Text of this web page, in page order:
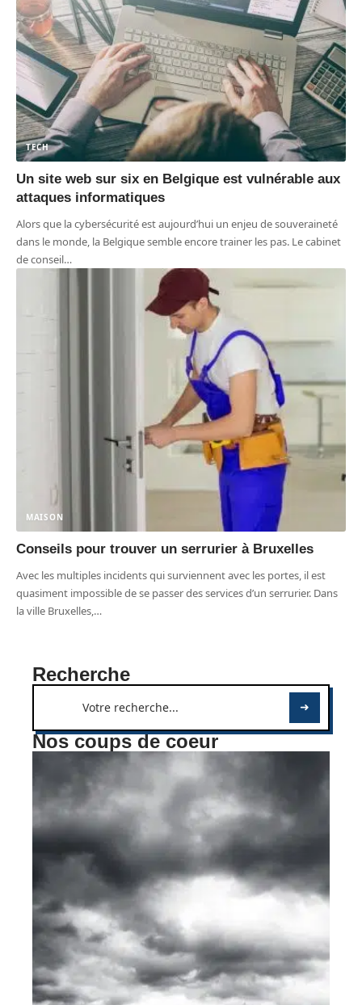
TECH
Un site web sur six en Belgique est vulnérable aux
attaques informatiques
Alors que la cybersécurité est aujourd’hui un enjeu de souveraineté
dans le monde, la Belgique semble encore trainer les pas. Le cabinet
de conseil…
MAISON
Conseils pour trouver un serrurier à Bruxelles
Avec les multiples incidents qui surviennent avec les portes, il est
quasiment impossible de se passer des services d’un serrurier. Dans
la ville Bruxelles,…
Recherche
Nos coups de coeur